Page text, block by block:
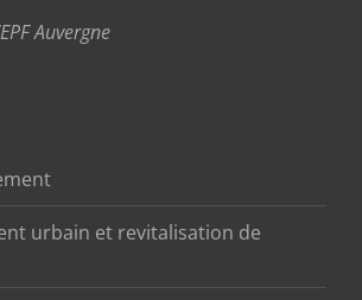
Auvergne
urbain et revitalisation de